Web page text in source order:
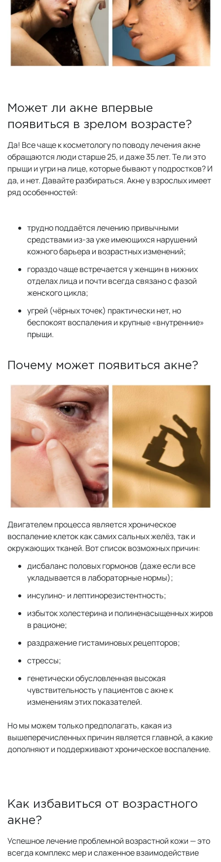
Может ли акне впервые
появиться в зрелом возрасте?
Да! Все чаще к косметологу по поводу лечения акне
обращаются люди старше 25, и даже 35 лет. Те ли это
прыщи и угри на лице, которые бывают у подростков? И
да, и нет. Давайте разбираться. Акне у взрослых имеет
ряд особенностей:
трудно поддаётся лечению привычными
средствами из-за уже имеющихся нарушений
кожного барьера и возрастных изменений;
гораздо чаще встречается у женщин в нижних
отделах лица и почти всегда связано с фазой
женского цикла;
угрей (чёрных точек) практически нет, но
беспокоят воспаления и крупные «внутренние»
прыщи.
Почему может появиться акне?
Двигателем процесса является хроническое
воспаление клеток как самих сальных желёз, так и
окружающих тканей. Вот список возможных причин:
дисбаланс половых гормонов (даже если все
укладывается в лабораторные нормы);
инсулино- и лептинорезистентность;
избыток холестерина и полиненасыщенных жиров
в рационе;
раздражение гистаминовых рецепторов;
стрессы;
генетически обусловленная высокая
чувствительность у пациентов с акне к
изменениям этих показателей.
Но мы можем только предполагать, какая из
вышеперечисленных причин является главной, а какие
дополняют и поддерживают хроническое воспаление.
Как избавиться от возрастного
акне?
Успешное лечение проблемной возрастной кожи — это
всегда комплекс мер и слаженное взаимодействие